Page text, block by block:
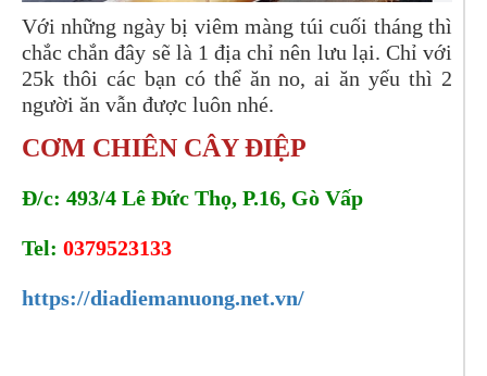
Với những ngày bị viêm màng túi cuối tháng thì
chắc chắn đây sẽ là 1 địa chỉ nên lưu lại. Chỉ với
25k thôi các bạn có thể ăn no, ai ăn yếu thì 2
người ăn vẫn được luôn nhé.
CƠM CHIÊN CÂY ĐIỆP
Đ/c: 493/4 Lê Đức Thọ, P.16, Gò Vấp
Tel: 0379523133
https://diadiemanuong.net.vn/